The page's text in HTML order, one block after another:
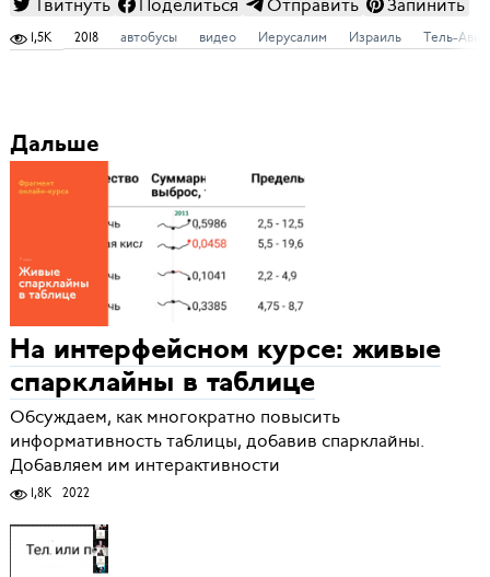
Твитнуть Поделиться Отправить Запинить
1,5K 2018 автобусы видео Иерусалим Израиль Тель-Авив
Дальше
На интерфейсном курсе: живые
спарклайны в таблице
Обсуждаем, как многократно повысить
информативность таблицы, добавив спарклайны.
Добавляем им интерактивности
1,8K 2022